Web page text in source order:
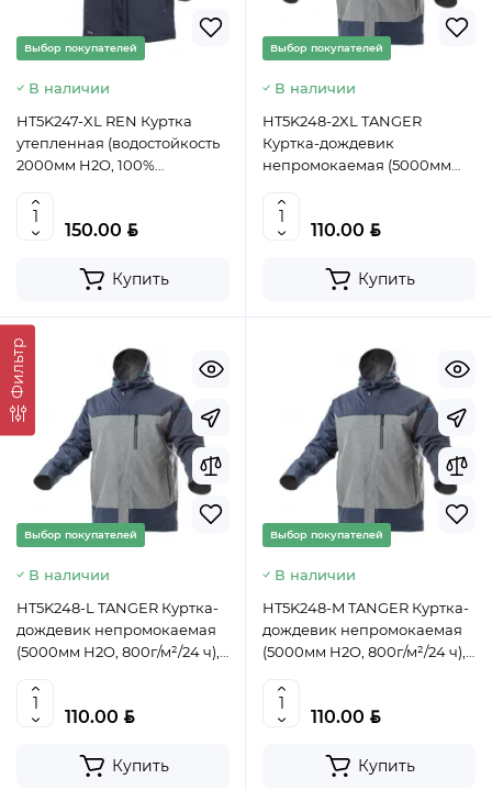
Фильтр
Выбор покупателей
В наличии
HT5K247-XL REN Куртка
утепленная (водостойкость
2000мм H2O, 100%
синий, размер XL (54),
HOEGERT, 5902801296505
150.00 BYN
Купить
Выбор покупателей
В наличии
HT5K248-2XL TANGER
Куртка-дождевик
непромокаемая (5000мм
синяя с серым, размер 2XL
(56), HOEGERT,
110.00 BYN
Купить
Выбор покупателей
В наличии
HT5K248-L TANGER Куртка-
дождевик непромокаемая
(5000мм H2O, 800г/м²/24 ч),
размер L (52), HOEGERT,
5902801296529, (CN)
110.00 BYN
Купить
Выбор покупателей
В наличии
HT5K248-M TANGER Куртка-
дождевик непромокаемая
(5000мм H2O, 800г/м²/24 ч),
размер M (50), HOEGERT,
5902801296536, (CN)
110.00 BYN
Купить